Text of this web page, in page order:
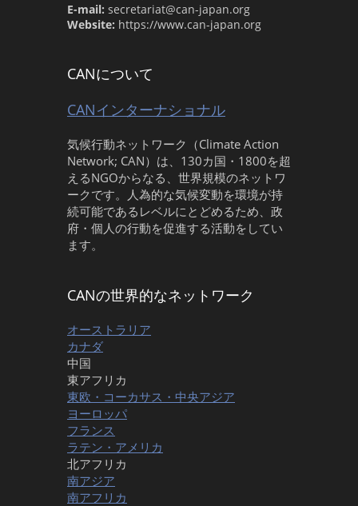
E-mail: secretariat@can-japan.org
Website: https://www.can-japan.org
CANについて
CANインターナショナル
気候行動ネットワーク（Climate Action
Network; CAN）は、130カ国・1800を超
えるNGOからなる、世界規模のネットワ
ークです。人為的な気候変動を環境が持
続可能であるレベルにとどめるため、政
府・個人の行動を促進する活動をしてい
ます。
CANの世界的なネットワーク
オーストラリア
カナダ
中国
東アフリカ
東欧・コーカサス・中央アジア
ヨーロッパ
フランス
ラテン・アメリカ
北アフリカ
南アジア
南アフリカ